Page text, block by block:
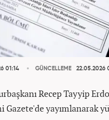
01:14 GÜNCELLEME 22.05.2026
Recep Tayyip
Gazete'de yayımlanarak